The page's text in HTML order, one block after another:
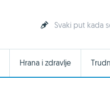
Svaki put kada
Hrana i zdravlje